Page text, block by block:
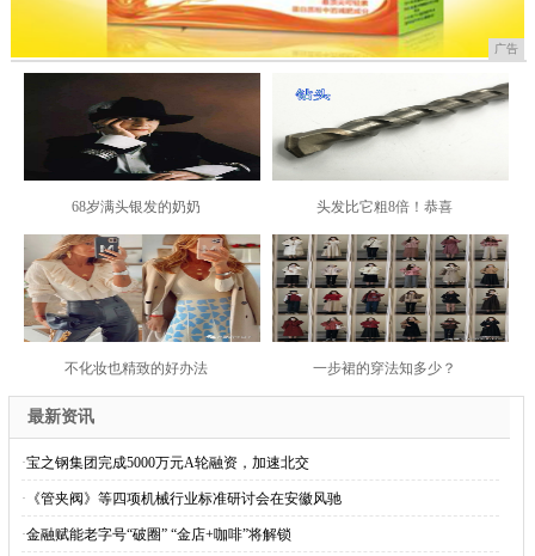
广告
68岁满头银发的奶奶 头发比它粗8倍！恭喜
不化妆也精致的好办法 一步裙的穿法知多少？
最新资讯
·宝之钢集团完成5000万元A轮融资，加速北交
· 《管夹阀》等四项机械行业标准研讨会在安徽风驰
·金融赋能老字号“破圈” “金店+咖啡”将解锁